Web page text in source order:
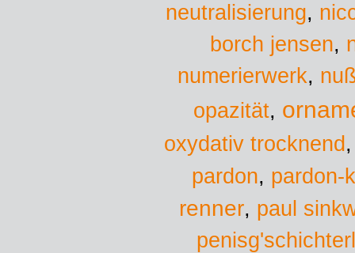
neutralisierung,
borch jensen,
numerierwerk,
opazität,
oxydativ trocknend
pardon, pardon-
renner, paul